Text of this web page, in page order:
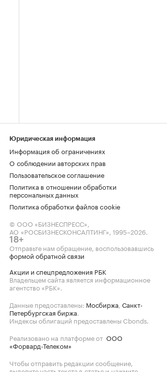
Юридическая информация
Информация об ограничениях
О соблюдении авторских прав
Пользовательское соглашение
Политика в отношении обработки
персональных данных
Политика обработки файлов cookie
© ООО «БИЗНЕСПРЕСС»,
АО «РОСБИЗНЕСКОНСАЛТИНГ», 1995–2026.
18+
Отправьте нам обращение, воспользовавшись
формой обратной связи
Акции и спецпредложения РБК
Владельцем сайта является информационное
агентство «РБК».
Данные предоставлены: Мосбиржа, Санкт-
Петербургская биржа.
Индексы облигаций предоставлены Cbonds.
Реализовано на платформе от ООО
«Форвард-Телеком»
Чтобы отправить редакции сообщение,